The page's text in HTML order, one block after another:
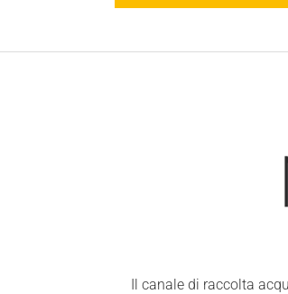
Il canale di raccolta